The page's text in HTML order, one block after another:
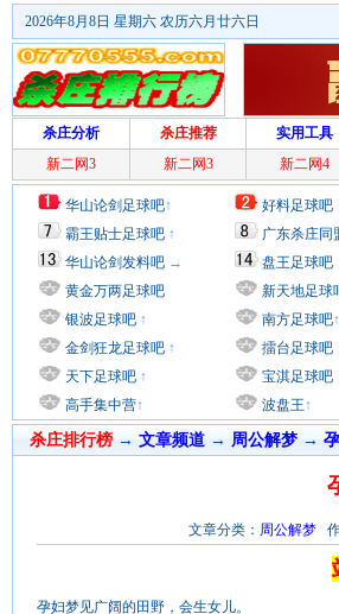
2026年8月8日 星期六 农历六月廿六日
杀庄分析 杀庄推荐 实用工具
新二网3
新二网3 新二网4
华山论剑足球吧↑
霸王贴士足球吧 ↑
华山论剑发料吧 →
黄金万两足球吧
银波足球吧 ↑
金剑狂龙足球吧 ↑
天下足球吧 ↑
高手集中营↑
好料足球吧
广东杀庄同
盘王足球吧
新天地足球
南方足球吧↑
擂台足球吧
宝淇足球吧
波盘王↑
杀庄排行榜 → 文章频道→ 周公解梦 →
文章分类： 周公解梦
孕妇梦见广阔的田野，会生女儿。